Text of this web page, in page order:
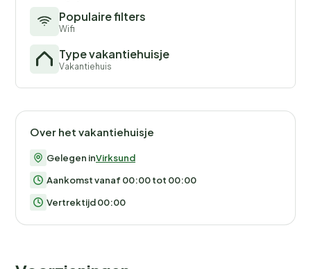
Populaire filters
Wifi
Type vakantiehuisje
Vakantiehuis
Over het vakantiehuisje
Gelegen inVirksund
Aankomst vanaf 00:00 tot 00:00
Vertrektijd 00:00